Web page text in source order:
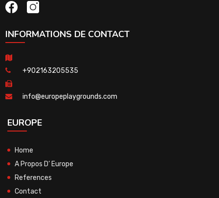
INFORMATIONS DE CONTACT
+902163205535
info@europeplaygrounds.com
EUROPE
Home
A Propos D’ Europe
References
Contact